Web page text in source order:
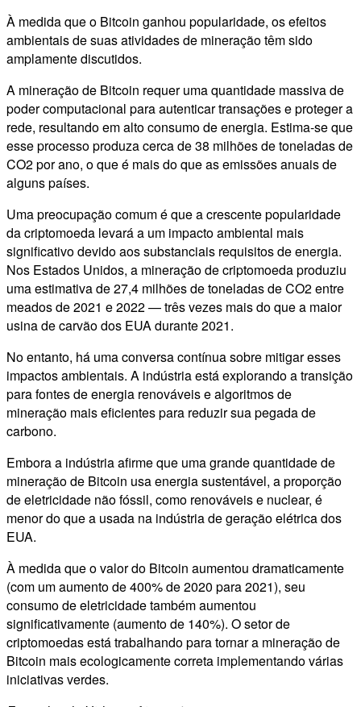
À medida que o Bitcoin ganhou popularidade, os efeitos
ambientais de suas atividades de mineração têm sido
amplamente discutidos.
A mineração de Bitcoin requer uma quantidade massiva de
poder computacional para autenticar transações e proteger a
rede, resultando em alto consumo de energia. Estima-se que
esse processo produza cerca de 38 milhões de toneladas de
CO2 por ano, o que é mais do que as emissões anuais de
alguns países.
Uma preocupação comum é que a crescente popularidade
da criptomoeda levará a um impacto ambiental mais
significativo devido aos substanciais requisitos de energia.
Nos Estados Unidos, a mineração de criptomoeda produziu
uma estimativa de 27,4 milhões de toneladas de CO2 entre
meados de 2021 e 2022 — três vezes mais do que a maior
usina de carvão dos EUA durante 2021.
No entanto, há uma conversa contínua sobre mitigar esses
impactos ambientais. A indústria está explorando a transição
para fontes de energia renováveis e algoritmos de
mineração mais eficientes para reduzir sua pegada de
carbono.
Embora a indústria afirme que uma grande quantidade de
mineração de Bitcoin usa energia sustentável, a proporção
de eletricidade não fóssil, como renováveis e nuclear, é
menor do que a usada na indústria de geração elétrica dos
EUA.
À medida que o valor do Bitcoin aumentou dramaticamente
(com um aumento de 400% de 2020 para 2021), seu
consumo de eletricidade também aumentou
significativamente (aumento de 140%). O setor de
criptomoedas está trabalhando para tornar a mineração de
Bitcoin mais ecologicamente correta implementando várias
iniciativas verdes.